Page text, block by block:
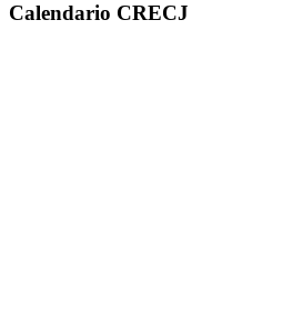
Calendario CRECJ